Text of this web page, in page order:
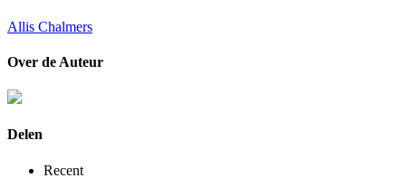
Allis Chalmers
Over de Auteur
Delen
Recent